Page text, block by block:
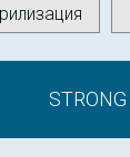
STRONG